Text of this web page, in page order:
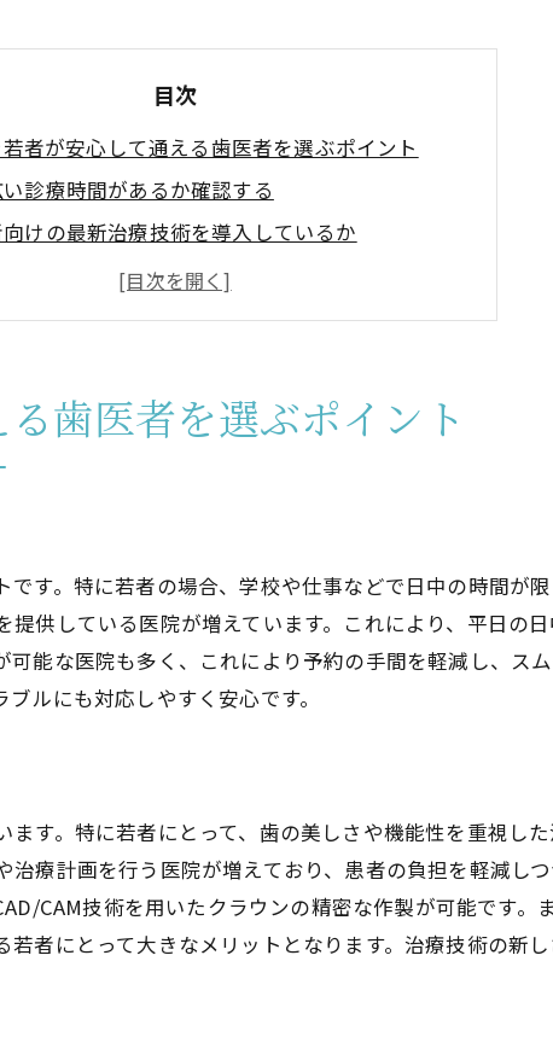
目次
者が安心して通える歯医者を選ぶポイント
診療時間があるか確認する
けの最新治療技術を導入しているか
時のカウンセリング内容をチェック
対策がしっかりしているか見る
ーケアの充実度を確認する
医者選びに役立つ口コミ活用術
ティブな口コミの読み解き方
通院した人の意見を重視する
から見える医院の雰囲気
で見つけた医院への訪問前準備
設備の充実度
スタッフの対応の良さ
クセスの良さ
取りやすさ
歯医者を選ぶポイント
す。特に若者の場合、学校や仕事などで日中の時間が
供している医院が増えています。これにより、平日の
能な医院も多く、これにより予約の手間を軽減し、ス
ルにも対応しやすく安心です。
す。特に若者にとって、歯の美しさや機能性を重視し
療計画を行う医院が増えており、患者の負担を軽減し
CAM技術を用いたクラウンの精密な作製が可能です。
者にとって大きなメリットとなります。治療技術の新